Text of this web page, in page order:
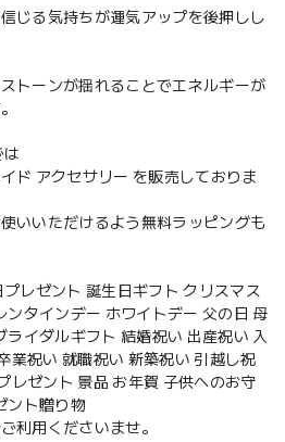
じる気持ちが運気アップを後押しし
トーンが揺れることでエネルギーが
は
ド アクセサリー を販売しておりま
いいただけるよう無料ラッピングも
レゼント 誕生日ギフト クリスマス
ンタインデー ホワイトデー 父の日 母
ライダルギフト 結婚祝い 出産祝い 入
業祝い 就職祝い 新築祝い 引越し祝
レゼント 景品 お年賀 子供へのお守
ント贈り物
利用くださいませ。